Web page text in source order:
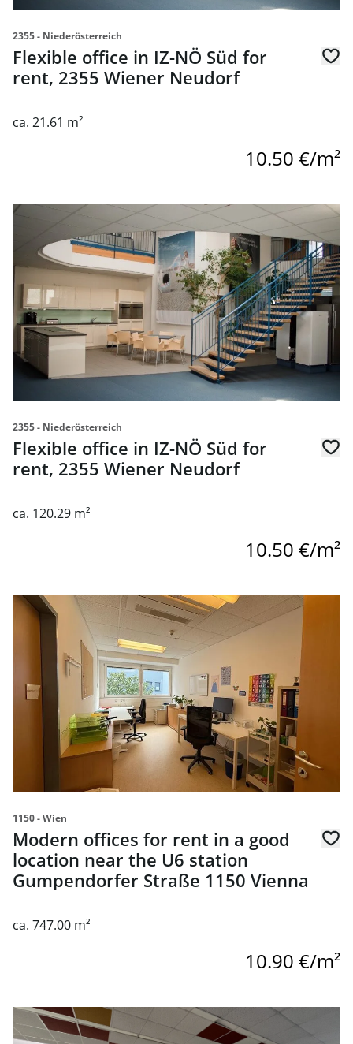
2355 - Niederösterreich
Flexible office in IZ-NÖ Süd for
rent, 2355 Wiener Neudorf
ca. 21.61 m²
10.50 €/m²
link to page Flexible office in IZ-NÖ Süd for rent, 2355
2355 - Niederösterreich
Flexible office in IZ-NÖ Süd for
rent, 2355 Wiener Neudorf
ca. 120.29 m²
10.50 €/m²
link to page Modern offices for rent in a good location
1150 - Wien
Modern offices for rent in a good
location near the U6 station
Gumpendorfer Straße 1150 Vienna
ca. 747.00 m²
10.90 €/m²
link to page Büro- und Lagerflächen in 2351 Wiener